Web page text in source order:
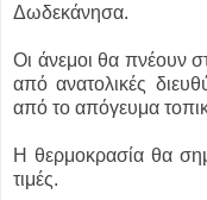
Δωδεκάνησα.
Οι άνεμοι θα πνέουν
από ανατολικές
από το απόγευμα
Η θερμοκρασία θα
τιμές.